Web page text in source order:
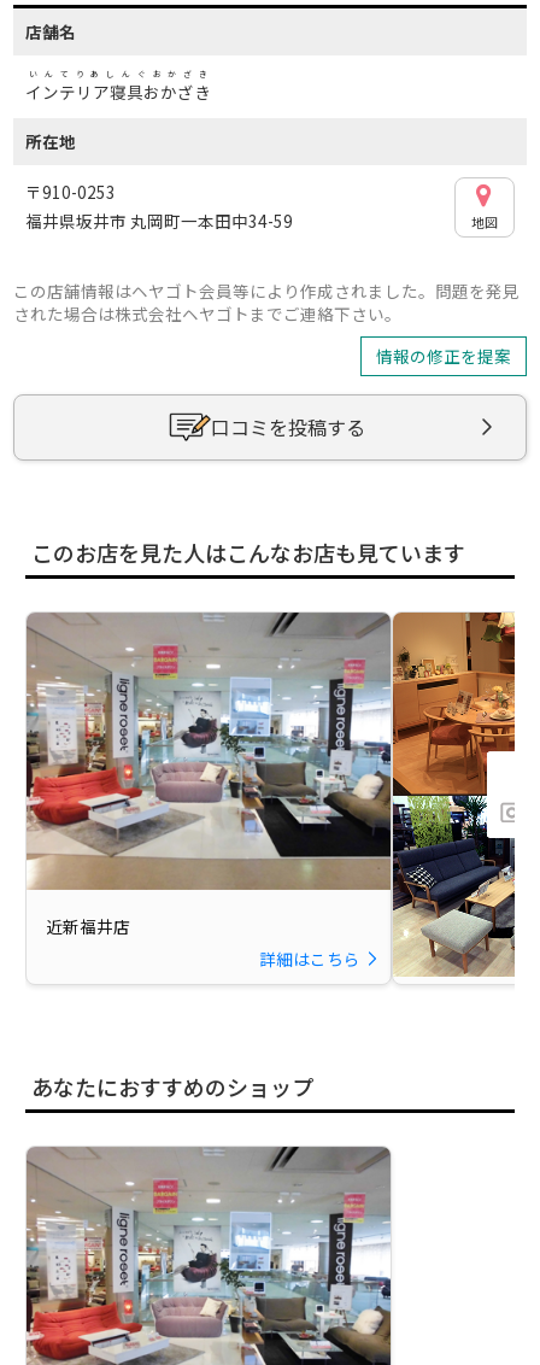
店舗名
インテリア寝具おかざき
いんてりあしんぐおかざき
所在地
〒910-0253
福井県坂井市 丸岡町一本田中34-59
地図
この店舗情報はヘヤゴト会員等により作成されました。問題を発見
された場合は株式会社ヘヤゴトまでご連絡下さい。
情報の修正を提案
口コミを投稿する
このお店を見た人はこんなお店も見ています
近新福井店
詳細はこちら
あなたにおすすめのショップ